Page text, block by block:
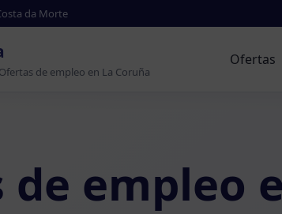
da Morte
de empleo en La Coruña
Ofertas
empleo